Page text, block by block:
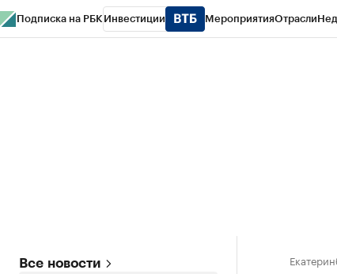
Подписка на РБК Инвестиции МероприятияОтрасли
Все новости